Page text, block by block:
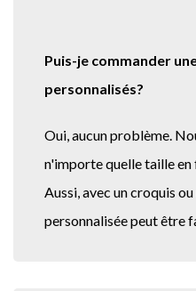
Puis-je commander
personnalisés?
Oui, aucun problème.
n'importe quelle taille
Aussi, avec un croquis
personnalisée peut être